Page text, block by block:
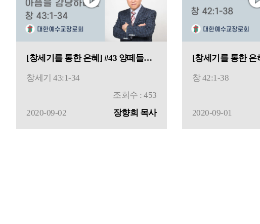
[창세기를 통한 은혜] #43 양떼들의 아픔을 감당하려
창세기 43:1-34
조회수 : 453
2020-09-02
장향희 목사
창 42:1-38
2020-09-01